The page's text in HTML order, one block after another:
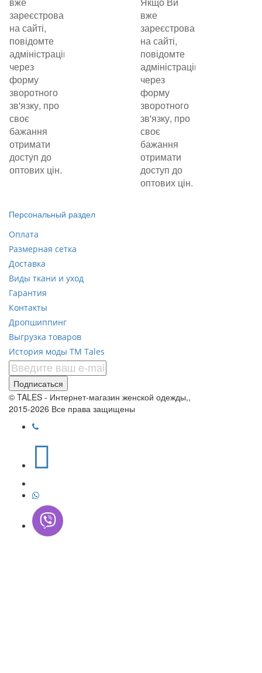
зареєстровані
на сайті,
повідомте
адміністрацію
через
форму
зворотного
зв'язку, про
своє
бажання
отримати
доступ до
оптових цін.
вже
зареєстровані
на сайті,
повідомте
адміністрацію
через
форму
зворотного
зв'язку, про
своє
бажання
отримати
доступ до
оптових цін.
Персональный раздел
Оплата
Размерная сетка
Доставка
Виды ткани и уход
Гарантия
Контакты
Дропшиппинг
Выгрузка товаров
История моды ТМ Tales
Подписаться
© TALES - Интернет-магазин женской одежды,,
2015-2026 Все права защищены